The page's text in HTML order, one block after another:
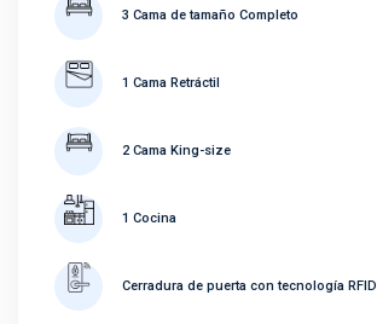
3 Cama de tamaño Completo
1 Cama Retráctil
2 Cama King-size
1 Cocina
Cerradura de puerta con tecnología RFID